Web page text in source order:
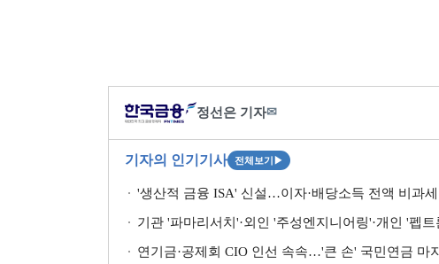
정선은 기자✉
기자의 인기기사 전체보기 ▶
'생산적 금융 ISA' 신설…이자·배당소득 전액 비과
기관 '파마리서치'·외인 '주성엔지니어링'·개인 '펩트
연기금·공제회 CIO 인선 속속…'큰 손' 국민연금 마